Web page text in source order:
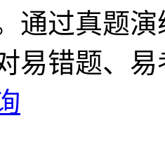
通过真题
易错题、